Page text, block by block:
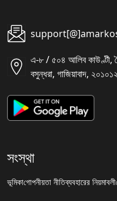
এ-৮ / ৫০৪ আলিব কাউণ্টী,
বসুন্ধরা, গাজিয়াবাদ,
সংস্থা
ভূমিকাগোপনীয়তা নীতিব্যবহারের নিয়মাবলী